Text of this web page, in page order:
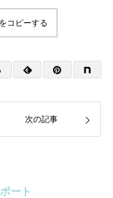
コピーする
次の記事
ート